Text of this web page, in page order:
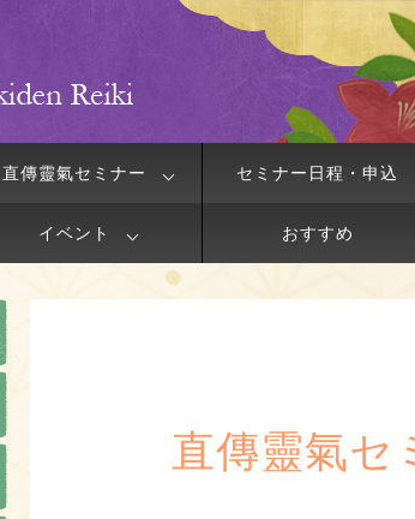
直傳靈氣セミナー セミナー日程・申込
イベント おすすめ
直傳靈氣セ